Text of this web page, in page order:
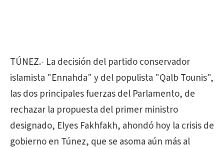
TÚNEZ.- La decisión del partido conservador
islamista "Ennahda" y del populista "Qalb Tounis",
las dos principales fuerzas del Parlamento, de
rechazar la propuesta del primer ministro
designado, Elyes Fakhfakh, ahondó hoy la crisis de
gobierno en Túnez, que se asoma aún más al